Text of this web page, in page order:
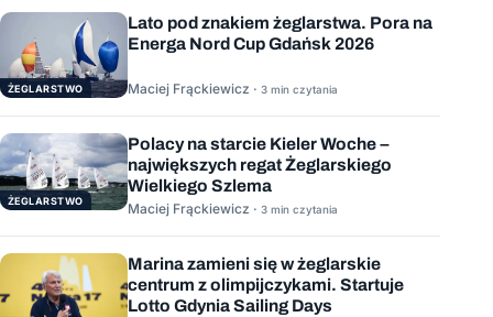
ŻEGLARSTWO
Lato pod znakiem żeglarstwa. Pora na
Energa Nord Cup Gdańsk 2026
Maciej Frąckiewicz · 3 min czytania
ŻEGLARSTWO
Polacy na starcie Kieler Woche –
największych regat Żeglarskiego
Wielkiego Szlema
Maciej Frąckiewicz · 3 min czytania
Marina zamieni się w żeglarskie
centrum z olimpijczykami. Startuje
Lotto Gdynia Sailing Days